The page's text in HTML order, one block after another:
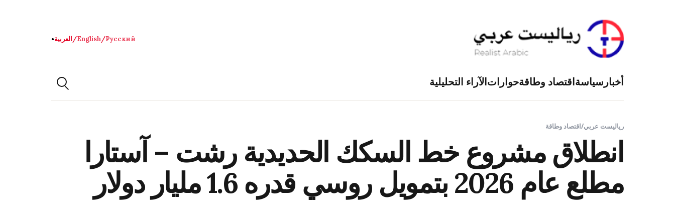
Русский
/
English
/العربية●
أخبار سياسةاقتصاد وطاقةحواراتالآراء التحليلية
رياليست عربي/اقتصاد وطاقة
انطلاق مشروع خط السكك الحديدية رشت – آستارا
مطلع عام 2026 بتمويل روسي قدره 1.6 مليار دولار